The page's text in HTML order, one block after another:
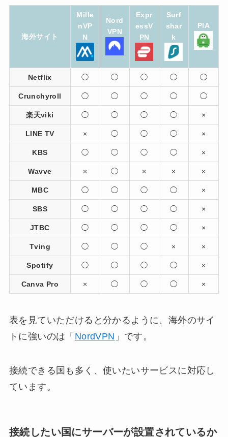
海外サイト
Mille
nVP
N
Nord
VPN
Expr
essV
PN
Surf
shar
k
PIA
Netflix ◯ ◯ ◯ ◯ ◯
Crunchyroll ◯ ◯ ◯ ◯ ◯
楽天viki ◯ ◯ ◯ ◯ ×
LINE TV × ◯ ◯ ◯ ×
KBS ◯ ◯ ◯ ◯ ×
Wavve × ◯ × × ×
MBC ◯ ◯ ◯ ◯ ×
SBS ◯ ◯ ◯ ◯ ×
JTBC ◯ ◯ ◯ ◯ ×
Tving ◯ ◯ ◯ × ×
Spotify ◯ ◯ ◯ ◯ ×
Canva Pro × ◯ ◯ ◯ ×
表を見ていただけると分かるように、海外のサイ
トに強いのは「 NordVPN 」です。
接続できる国も多く、使いたいサービスに対応し
ています。
接続したい国にサーバーが設置されているか